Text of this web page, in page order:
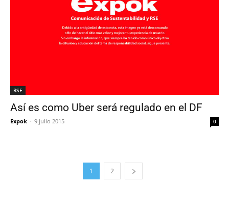
RSE
Así es como Uber será regulado en el DF
Expok - 9 julio 2015 0
1 2